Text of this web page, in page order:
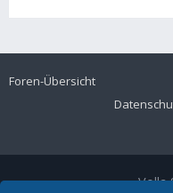
Foren-Übersicht
Volla